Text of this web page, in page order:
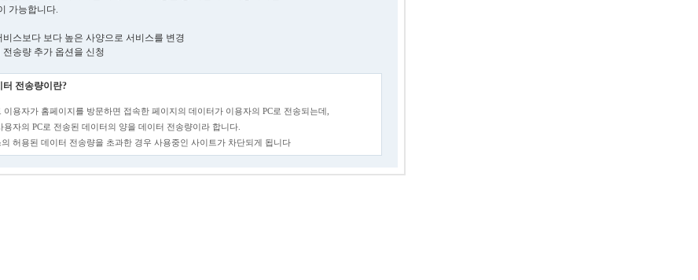
가능합니다.
비스보다 보다 높은 사양으로 서비스를 변경
전송량 추가 옵션을 신청
터 전송량이란?
이용자가 홈페이지를 방문하면 접속한 페이지의 데이터가 이용자의 PC로 전송되는데,
용자의 PC로 전송된 데이터의 양을 데이터 전송량이라 합니다.
의 허용된 데이터 전송량을 초과한 경우 사용중인 사이트가 차단되게 됩니다